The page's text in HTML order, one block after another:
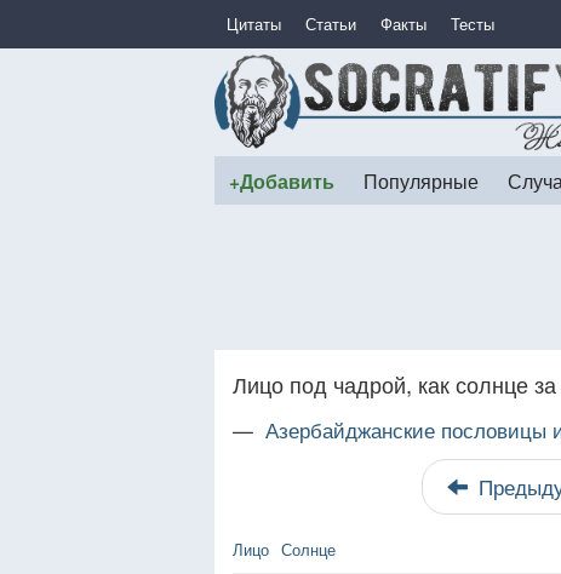
Цитаты Статьи Факты Тесты
+Добавить Популярные
Лицо под чадрой, как солнце за
— Азербайджанские пословицы
Лицо Солнце